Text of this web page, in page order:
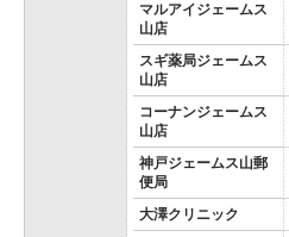
マルアイジェームス
山店
スギ薬局ジェームス
山店
コーナンジェームス
山店
神戸ジェームス山郵
便局
大澤クリニック